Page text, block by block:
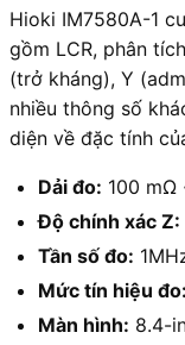
Hioki IM7580A-1
gồm LCR, phân
(trở kháng), Y
nhiều thông số
diện về đặc tính
Dải đo: 100
Độ chính xác Z:
Tần số đo:
Mức tín hiệu đo:
Màn hình: 8.4-